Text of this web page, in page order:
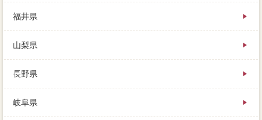
福井県
山梨県
長野県
岐阜県